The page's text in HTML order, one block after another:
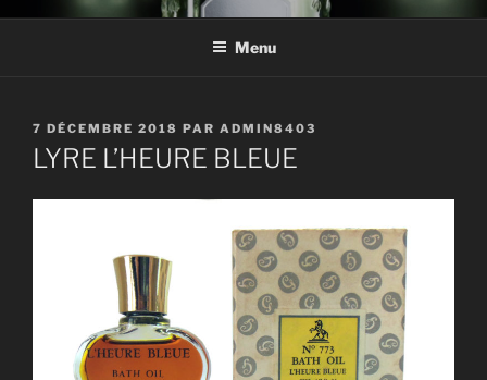
Menu
PUBLIÉ
LE
7 DÉCEMBRE 2018 PAR ADMIN8403
LYRE L’HEURE BLEUE